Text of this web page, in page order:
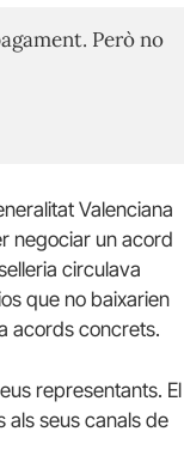
Però no
Valenciana
negociar un acord
circulava
que no baixarien
acords concrets.
representants. El
als seus canals de